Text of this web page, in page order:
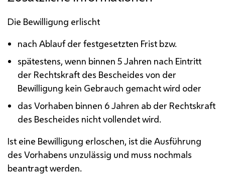
Die Bewilligung erlischt
nach Ablauf der festgesetzten Frist bzw.
spätestens, wenn binnen 5 Jahren nach Eintritt
der Rechtskraft des Bescheides von der
Bewilligung kein Gebrauch gemacht wird oder
das Vorhaben binnen 6 Jahren ab der Rechtskraft
des Bescheides nicht vollendet wird.
Ist eine Bewilligung erloschen, ist die Ausführung
des Vorhabens unzulässig und muss nochmals
beantragt werden.